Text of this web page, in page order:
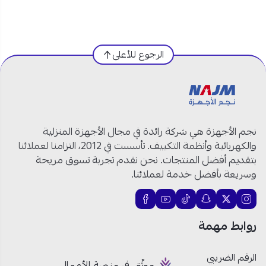
ميكرويف
الماركة: فيشر
القوة:1000 واط
مستويات الطهي:
الطاقة الكهربائية:220 فولت / 60 هرتز
خاصية الطبخ السريع:متوفرة
الموديل: FEM-S7530V
السعودية؟
والمطابخ الكبيرة.
الرجوع للأعلى
نجم الأجهزة هي شركة رائدة في مجال الأجهزة المنزلية
والكهربائية وأنظمة التكييف. تأسست في 2012، التزامنا لعملائنا
بتقديم أفضل المنتجات. نحن نقدم تجربة تسوق مريحة
وسريعة بأفضل خدمة لعملائنا.
روابط مهمة
الرقم الضريبي